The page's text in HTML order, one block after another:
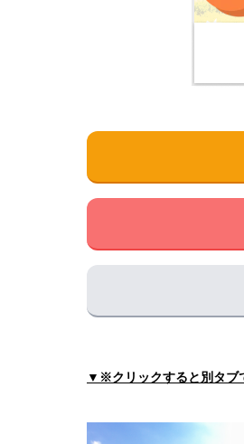
砂山内科クリニック
きど動物病院
ごまり接骨院
住所:兵庫県丹波篠山市
そうごう薬局 ささや
▼※クリックすると別タブ